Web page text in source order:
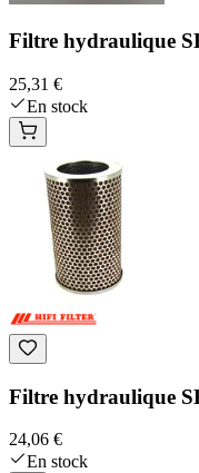
Filtre hydraulique
25,31 €
En stock
Filtre hydraulique
24,06 €
En stock